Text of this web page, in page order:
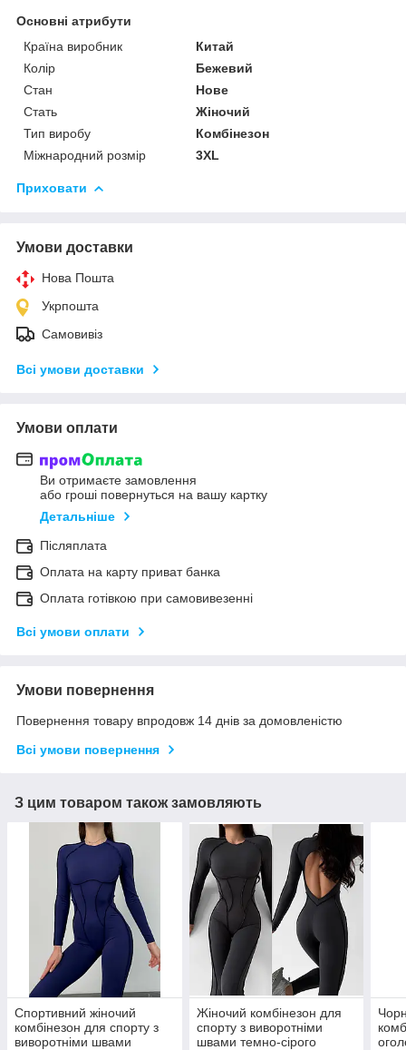
Основні атрибути
Країна виробник
Китай
Колір
Бежевий
Стан
Нове
Стать
Жіночий
Тип виробу
Комбінезон
Міжнародний розмір
3XL
Приховати
Умови доставки
Нова Пошта
Укрпошта
Самовивіз
Всі умови доставки
Умови оплати
Ви отримаєте замовлення
або гроші повернуться на вашу картку
Детальніше
Післяплата
Оплата на карту приват банка
Оплата готівкою при самовивезенні
Всі умови оплати
Умови повернення
Повернення товару впродовж 14 днів за домовленістю
Всі умови повернення
З цим товаром також замовляють
Спортивний жіночий
комбінезон для спорту з
виворотніми швами
Жіночий комбінезон для
спорту з виворотніми
швами темно-сірого